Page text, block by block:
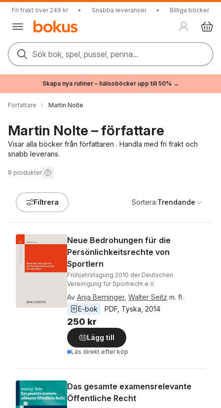
Fri frakt över 249 kr • Snabba leveranser • Billiga böcker
Sök bok, spel, pussel, penna...
Skapa nya rutiner – hälsoböcker upp till 50% →
Författare Martin Nolte
Martin Nolte – författare
Visar alla böcker från författaren . Handla med fri frakt och
snabb leverans.
8 produkter
Filtrera Sortera:Trendande
Neue Bedrohungen für die
Persönlichkeitsrechte von
Sportlern
Frühjahrstagung 2010 der Deutschen
Vereinigung für Sportrecht e.V.
Av Anja Berninger, Walter Seitz m. fl.
E-bok
PDF Tyska 2014
250 kr
Lägg till
Läs direkt efter köp
Das gesamte examensrelevante
Öffentliche Recht